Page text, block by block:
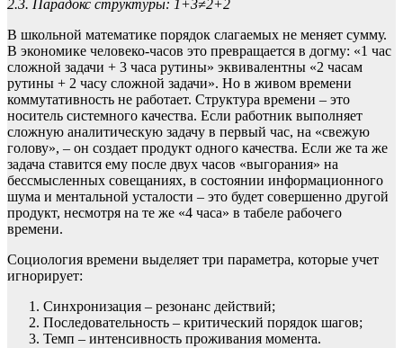
2.3. Парадокс структуры: 1+3≠2+2
В школьной математике порядок слагаемых не меняет сумму.
В экономике человеко-часов это превращается в догму: «1 час
сложной задачи + 3 часа рутины» эквивалентны «2 часам
рутины + 2 часу сложной задачи». Но в живом времени
коммутативность не работает. Структура времени – это
носитель системного качества. Если работник выполняет
сложную аналитическую задачу в первый час, на «свежую
голову», – он создает продукт одного качества. Если же та же
задача ставится ему после двух часов «выгорания» на
бессмысленных совещаниях, в состоянии информационного
шума и ментальной усталости – это будет совершенно другой
продукт, несмотря на те же «4 часа» в табеле рабочего
времени.
Социология времени выделяет три параметра, которые учет
игнорирует:
Синхронизация – резонанс действий;
Последовательность – критический порядок шагов;
Темп – интенсивность проживания момента.